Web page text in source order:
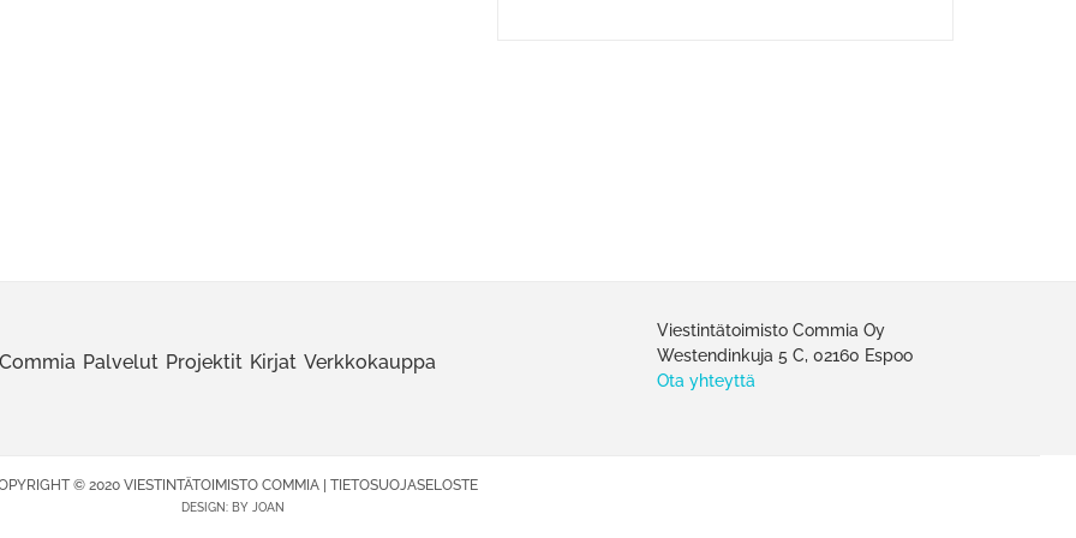
Palvelut Projektit Kirjat Verkkokauppa
Viestintätoimisto Commia Oy
Westendinkuja 5 C, 02160 Espoo
Ota yhteyttä
© 2020 VIESTINTÄTOIMISTO COMMIA | TIETOSUOJASELOSTE
DESIGN: BY JOAN